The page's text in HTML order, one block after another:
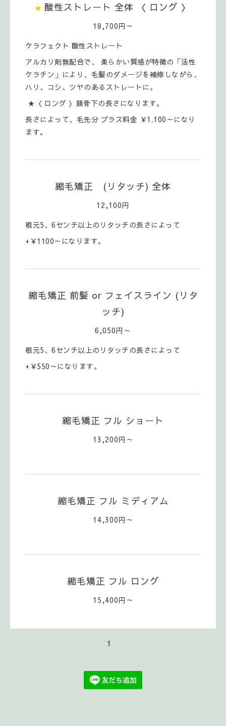
酸性ストレート 全体 〈 ロング 〉
18,700円～
ケラフェクト 酸性ストレート
アルカリ剤無配合で、 柔らかい質感が特徴の「活性
ケラチン」により、毛髪のダメージを補修しながら、
ハリ、コシ、ツヤのあるストレートに。
★〈 ロング 〉鎖骨下の長さになります。
長さによって、毛先分 プラス料金 ￥1.100～になり
ます。
縮毛矯正 (リタッチ) 全体
12,100円
根元5、6センチ以上のリタッチの長さによって
+￥1100～になります。
縮毛矯正 前髪 or フェイスライン (リタ
ッチ)
6,050円～
根元5、6センチ以上のリタッチの長さによって
+￥550～になります。
縮毛矯正 フル ショート
13,200円～
縮毛矯正 フル ミディアム
14,300円～
縮毛矯正 フル ロング
15,400円～
1